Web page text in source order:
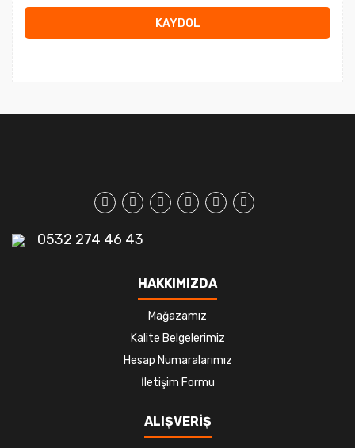
KAYDOL
0532 274 46 43
HAKKIMIZDA
Mağazamız
Kalite Belgelerimiz
Hesap Numaralarımız
İletişim Formu
ALIŞVERİŞ